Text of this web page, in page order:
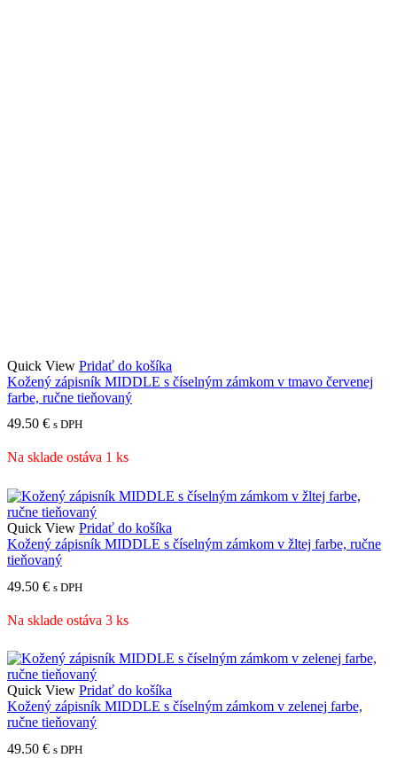
Quick View Pridať do košíka
Kožený zápisník MIDDLE s číselným zámkom v tmavo červenej
farbe, ručne tieňovaný
49.50 € s DPH
Na sklade ostáva 1 ks
Quick View Pridať do košíka
Kožený zápisník MIDDLE s číselným zámkom v žltej farbe, ručne
tieňovaný
49.50 € s DPH
Na sklade ostáva 3 ks
Quick View Pridať do košíka
Kožený zápisník MIDDLE s číselným zámkom v zelenej farbe,
ručne tieňovaný
49.50 € s DPH